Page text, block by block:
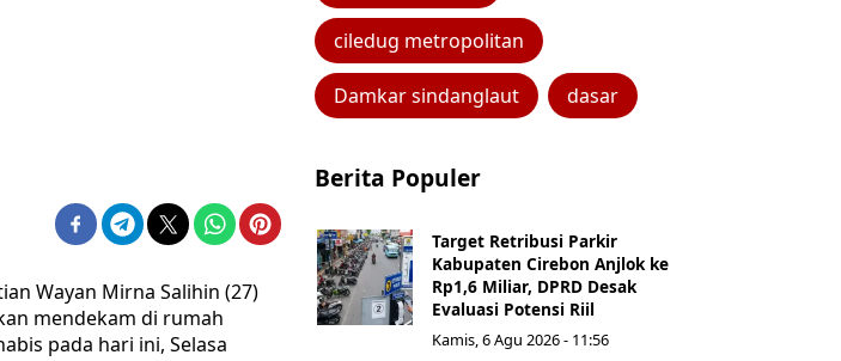
Wayan Mirna Salihin (27)
mendekam di rumah
pada hari ini, Selasa
ciledug metropolitan
Damkar sindanglaut dasar
Berita Populer
Target Retribusi Parkir
Kabupaten Cirebon Anjlok ke
Rp1,6 Miliar, DPRD Desak
Evaluasi Potensi Riil
Kamis, 6 Agu 2026 - 11:56